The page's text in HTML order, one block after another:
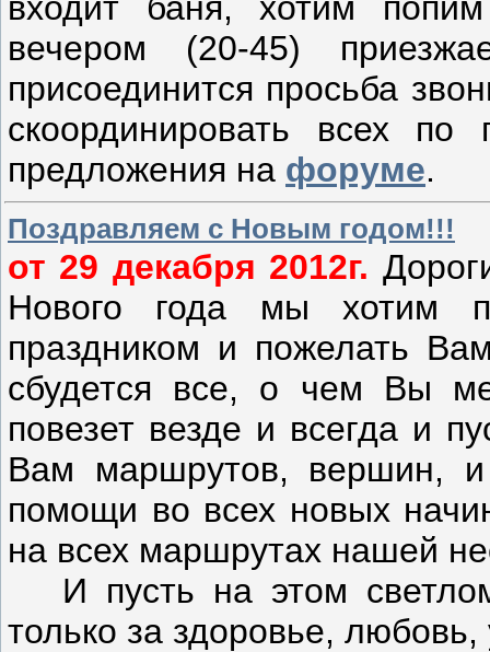
вечером (20-45)
присоединится просьба
скоординировать всех
предложения на форуме.
Поздравляем с Новым годом!!!
от 29 декабря 2012г.
Нового года мы хотим
праздником и пожелать
сбудется все, о чем Вы
повезет везде и всегда и
Вам маршрутов, вершин,
помощи во всех новых
на всех маршрутах нашей
И пусть на этом
только за здоровье,